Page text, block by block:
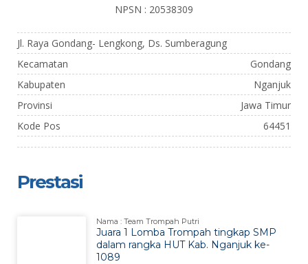
NPSN : 20538309
Jl. Raya Gondang- Lengkong, Ds. Sumberagung
Kecamatan
Gondang
Kabupaten
Nganjuk
Provinsi
Jawa Timur
Kode Pos
64451
Prestasi
Nama : Team Trompah Putri
Juara 1 Lomba Trompah tingkap SMP
dalam rangka HUT Kab. Nganjuk ke-
1089